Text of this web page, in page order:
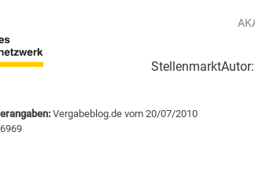
Stellenmarkt
Vergabeblog.de vom 20/07/2010